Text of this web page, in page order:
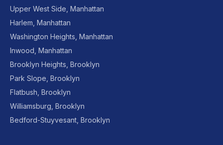
Upper West Side, Manhattan
Harlem, Manhattan
Washington Heights, Manhattan
Inwood, Manhattan
Brooklyn Heights, Brooklyn
Park Slope, Brooklyn
Flatbush, Brooklyn
Williamsburg, Brooklyn
Bedford-Stuyvesant, Brooklyn